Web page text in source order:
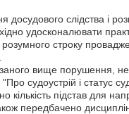
слідства і
удосконалювати
розумного строку
вище порушення,
судоустрій і статус
підстав для
передбачено